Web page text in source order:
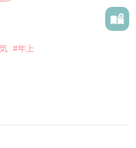
ンテスト～中・長編チ
#年上